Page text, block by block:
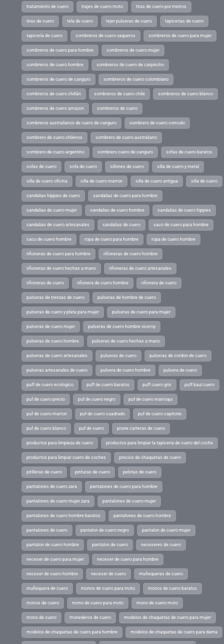
tratamiento de cuero trajes de cuero moto tiras de cuero por metros
tiras de cuero tela de cuero tejer pulseras de cuero tapicerias de cuero
tapicería de cuero sombreros de cuero vaqueros sombreros de cuero para mujer
sombreros de cuero para hombre sombreros de cuero mujer
sombreros de cuero hombre sombreros de cuero de carpincho
sombreros de cuero de canguro sombreros de cuero colombiano
sombreros de cuero chillán sombreros de cuero chile sombreros de cuero blanco
sombreros de cuero amazon sombreros de cuero
sombreros australianos de cuero de canguro sombrero de cuero comodo
sombrero de cuero chilenos sombrero de cuero australiano
sombrero de cuero argentino sombrero cuero de canguro sofas de cuero baratos
sofas de cuero sofa de cuero sillones de cuero silla de cuero y metal
silla de cuero oficina silla de cuero marron silla de cuero antigua silla de cuero
sandalias hippies de cuero sandalias de cuero para hombre
sandalias de cuero mujer sandalias de cuero hombre sandalias de cuero hippies
sandalias de cuero artesanales sandalias de cuero saco de cuero para hombre
saco de cuero hombre ropa de cuero para hombre ropa de cuero hombre
riñoneras de cuero para hombre riñoneras de cuero hombre
riñoneras de cuero hechas a mano riñoneras de cuero artesanales
riñoneras de cuero riñonera de cuero hombre riñonera de cuero
pulseras de trenzas de cuero pulseras de hombre de cuero
pulseras de cuero y plata para mujer pulseras de cuero para mujer
pulseras de cuero mujer pulseras de cuero hombre viceroy
pulseras de cuero hombre pulseras de cuero hechas a mano
pulseras de cuero artesanales pulseras de cuero pulseras de cordon de cuero
pulseras artesanales de cuero pulsera de cuero hombre pulsera de cuero
puff de cuero ecologico puff de cuero baratos puff cuero gris puff baul cuero
puf de cuero precio puf de cuero negro puf de cuero marroqui
puf de cuero marron puf de cuero cuadrado puf de cuero capitone
puf de cuero blanco puf de cuero prune carteras de cuero
productos para limpieza de cuero productos para limpiar la tapiceria de cuero del coche
productos para limpiar cuero de coches precios de chaquetas de cuero
pitilleras de cuero pinturas de cuero pelotas de cuero
pantalones de cuero zara pantalones de cuero para hombre
pantalones de cuero mujer zara pantalones de cuero mujer
pantalones de cuero hombre baratos pantalones de cuero hombre
pantalones de cuero pantalon de cuero negro pantalon de cuero mujer
pantalon de cuero hombre pantalon de cuero neceseres de cuero
neceser de cuero para mujer neceser de cuero para hombre
neceser de cuero hombre neceser de cuero muñequeras de cuero
muñequera de cuero monos de cuero para moto monos de cuero baratos
monos de cuero mono de cuero para moto mono de cuero moto
mono de cuero monederos de cuero modelos de chaquetas de cuero para mujer
modelos de chaquetas de cuero para hombre modelos de chaquetas de cuero para dama